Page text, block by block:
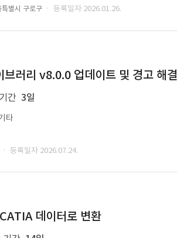
특별시 구로구 · 등록일자 2026.01.26.
브러리 v8.0.0 업데이트 및 경고 해결
간 3일
타
· 등록일자 2026.07.24.
데이터로 변환